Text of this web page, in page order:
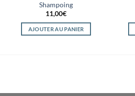
Shampoing
11,00€
AJOUTER AU PANIER